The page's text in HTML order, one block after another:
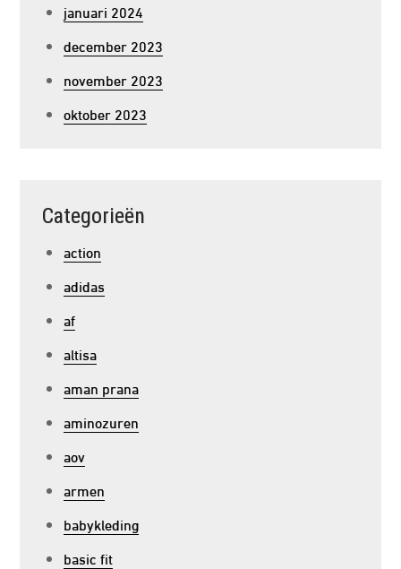
januari 2024
december 2023
november 2023
oktober 2023
Categorieën
action
adidas
af
altisa
aman prana
aminozuren
aov
armen
babykleding
basic fit